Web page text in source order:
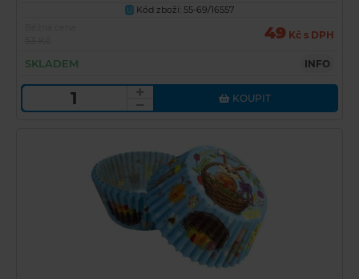
U
Kód zboží: 55-69/16557
49 Kč s DPH
SKLADEM INFO
KOUPIT